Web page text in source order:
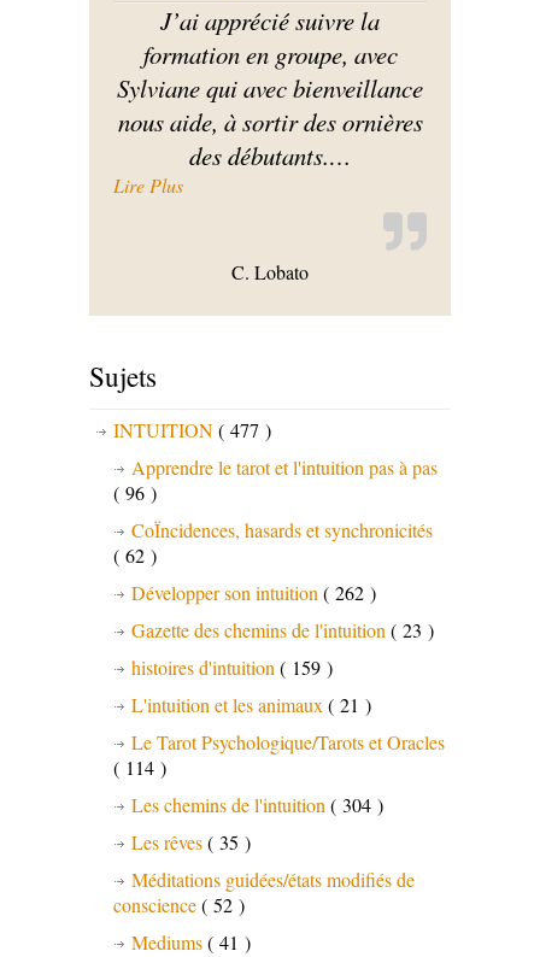
J’ai apprécié suivre la
formation en groupe, avec
Sylviane qui avec bienveillance
nous aide, à sortir des ornières
des débutants.…
Lire Plus« J’ai apprécié suivre la formation en groupe
C. Lobato
Sujets
INTUITION( 477 )
Apprendre le tarot et l'intuition pas à pas
( 96 )
CoÏncidences, hasards et synchronicités
( 62 )
Développer son intuition( 262 )
Gazette des chemins de l'intuition( 23 )
histoires d'intuition( 159 )
L'intuition et les animaux( 21 )
Le Tarot Psychologique/Tarots et Oracles
( 114 )
Les chemins de l'intuition( 304 )
Les rêves( 35 )
Méditations guidées/états modifiés de
conscience( 52 )
Mediums( 41 )